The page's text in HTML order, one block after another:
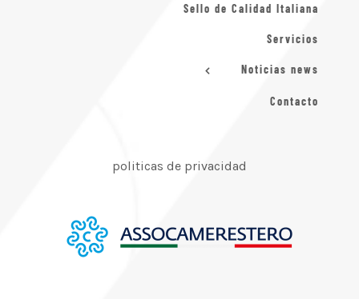
Sello de Calidad Italiana
Servicios
Noticias news
Contacto
politicas de privacidad